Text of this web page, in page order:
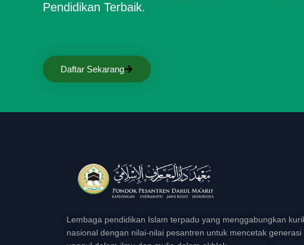
Pendidikan Terbaik.
Daftar Sekarang
Lembaga pendidikan Islam terpadu yang menggabungkan
nasional dengan nilai-nilai pesantren untuk mencetak generasi